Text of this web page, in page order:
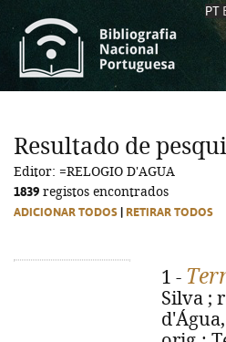
PT
Resultado de
Editor: =RELOGIO D'AGUA
1839 registos encontrados
ADICIONAR TODOS RETIRAR TODOS
1 -
Silva ;